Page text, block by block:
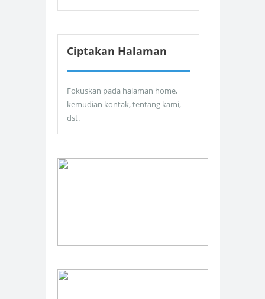
Ciptakan Halaman
Fokuskan pada halaman home,
kemudian kontak, tentang kami,
dst.